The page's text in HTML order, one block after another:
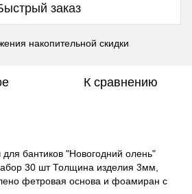
заказ
накопительной скидки
К сравнению
для бантиков "Новогодний олень"
30 шт Толщина изделия 3мм,
фетровая основа и фоамиран с